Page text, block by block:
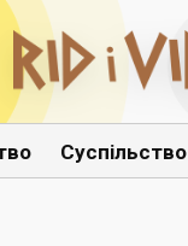
Суспільство